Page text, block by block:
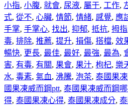
小指, 小腹, 就會, 尿液, 屬于, 工作,
式, 從不, 心臟, 情節, 情緒, 感覺, 應
手掌, 手掌心, 找出, 抑郁, 抵抗, 拇指
毒, 排除, 推薦, 提升, 損傷, 搭檔, 效
暢快, 更長, 最佳, 最好, 最強, 最為,
害, 有毒, 有關, 果會, 果汁, 枸杞, 樂
水, 毒素, 氣血, 沸騰, 泡茶, 泰國果
國果凍威而鋼ptt, 泰國果凍威而鋼
得, 泰國果凍心得, 泰國果凍成分,